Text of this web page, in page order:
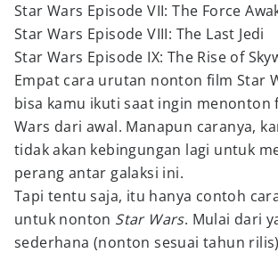
Star Wars Episode VII: The Force
Star Wars Episode VIII: The Last Jedi
Star Wars Episode IX: The Rise of
Empat cara urutan nonton film Star
bisa kamu ikuti saat ingin menonton
Wars dari awal. Manapun caranya,
tidak akan kebingungan lagi untuk
perang antar galaksi ini.
Tapi tentu saja, itu hanya contoh
untuk nonton Star Wars. Mulai dari
sederhana (nonton sesuai tahun